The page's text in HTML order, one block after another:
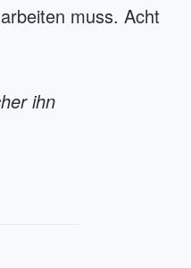
muss. Acht
ihn